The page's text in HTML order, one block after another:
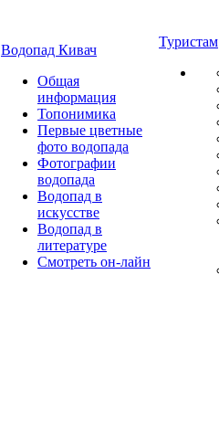
Водопад Кивач
Общая
информация
Топонимика
Первые цветные
фото водопада
Фотографии
водопада
Водопад в
искусстве
Водопад в
литературе
Смотреть он-лайн
Туристам